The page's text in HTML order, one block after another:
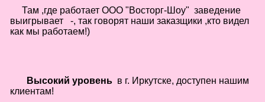
Там ,где работает ООО "Восторг-Шоу" заведение
выигрывает -, так говорят наши заказщики ,кто видел
как мы работаем!)
Высокий уровень в г. Иркутске, доступен нашим
клиентам!